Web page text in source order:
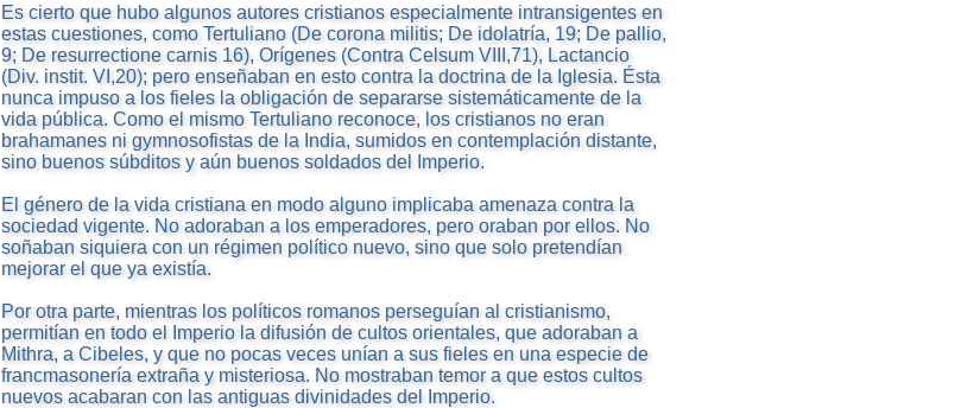
Es cierto que hubo algunos autores cristianos especialmente intransigentes en
estas cuestiones, como Tertuliano (De corona militis; De idolatría, 19; De pallio,
9; De resurrectione carnis 16), Orígenes (Contra Celsum VIII,71), Lactancio
(Div. instit. VI,20); pero enseñaban en esto contra la doctrina de la Iglesia. Ésta
nunca impuso a los fieles la obligación de separarse sistemáticamente de la
vida pública. Como el mismo Tertuliano reconoce, los cristianos no eran
brahamanes ni gymnosofistas de la India, sumidos en contemplación distante,
sino buenos súbditos y aún buenos soldados del Imperio.
El género de la vida cristiana en modo alguno implicaba amenaza contra la
sociedad vigente. No adoraban a los emperadores, pero oraban por ellos. No
soñaban siquiera con un régimen político nuevo, sino que solo pretendían
mejorar el que ya existía.
Por otra parte, mientras los políticos romanos perseguían al cristianismo,
permitían en todo el Imperio la difusión de cultos orientales, que adoraban a
Mithra, a Cibeles, y que no pocas veces unían a sus fieles en una especie de
francmasonería extraña y misteriosa. No mostraban temor a que estos cultos
nuevos acabaran con las antiguas divinidades del Imperio.